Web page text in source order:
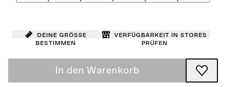
Deine Größe
bestimmen
Verfügbarkeit in Stores
prüfen
In den Warenkorb